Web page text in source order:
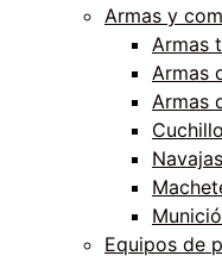
Armas y
Armas
Armas
Armas
Equipos de